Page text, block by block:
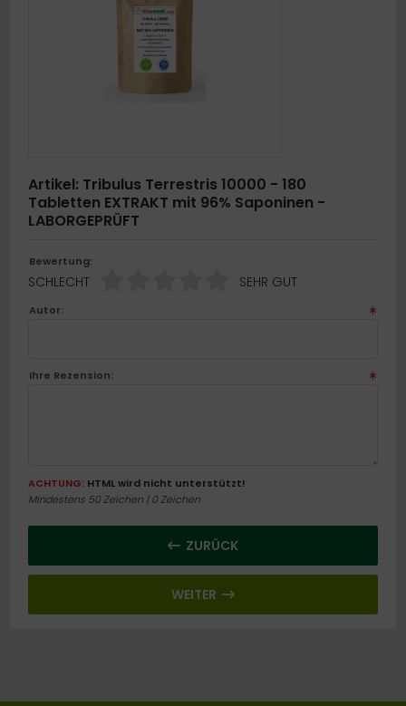
Artikel: Tribulus Terrestris 10000 - 180
Tabletten EXTRAKT mit 96% Saponinen -
LABORGEPRÜFT
Bewertung:
SCHLECHT SEHR GUT
Autor:
Ihre Rezension:
ACHTUNG: HTML wird nicht unterstützt!
Mindestens 50 Zeichen |0 Zeichen
ZURÜCK
WEITER
/ Gewichtskontrolle
/ Entschlackung